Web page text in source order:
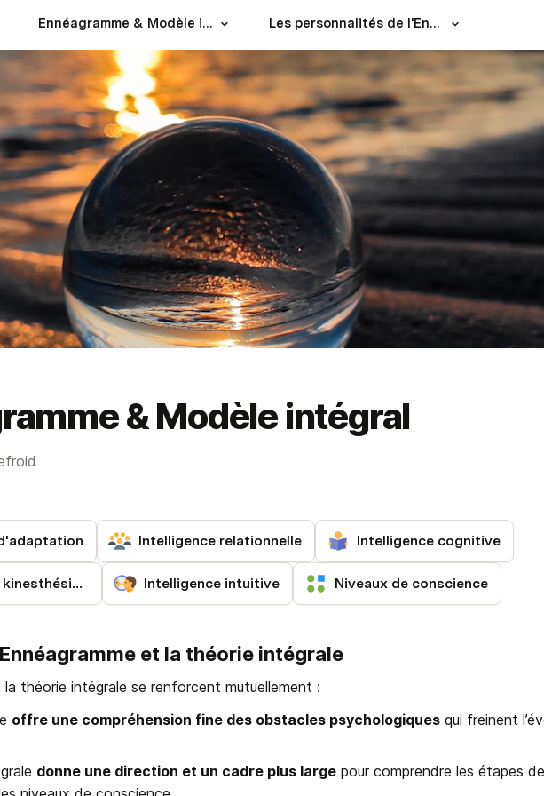
Ennéagramme & Modèle intégral Les personnalités de l'Ennéagramme
& Modèle intégral
Intelligence relationnelle Intelligence cognitive
Intelligence kinesthésique Intelligence intuitive Niveaux de conscience
et la théorie intégrale
la théorie intégrale se renforcent mutuellement :
offre une compréhension fine des obstacles psychologiques qui freinent
donne une direction et un cadre plus large pour comprendre les étapes de